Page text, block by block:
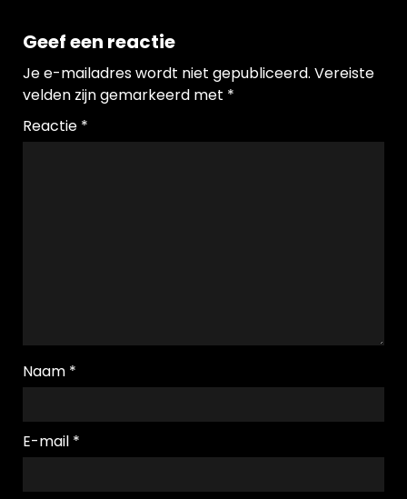
Geef een reactie
Je e-mailadres wordt niet gepubliceerd. Vereiste
velden zijn gemarkeerd met *
Reactie *
Naam *
E-mail *